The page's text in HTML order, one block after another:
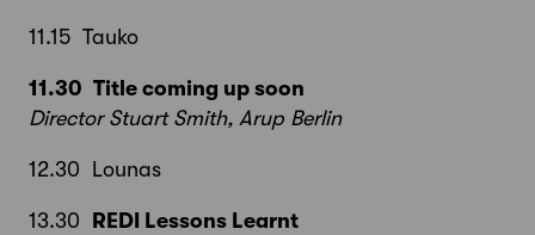
11.15 Tauko
11.30 Title coming up soon
Director Stuart Smith, Arup Berlin
12.30 Lounas
13.30
REDI Lessons Learnt